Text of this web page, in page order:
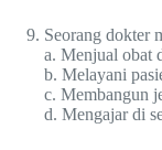
Seorang dokter
a. Menjual obat
b. Melayani
c. Membangun
d. Mengajar di